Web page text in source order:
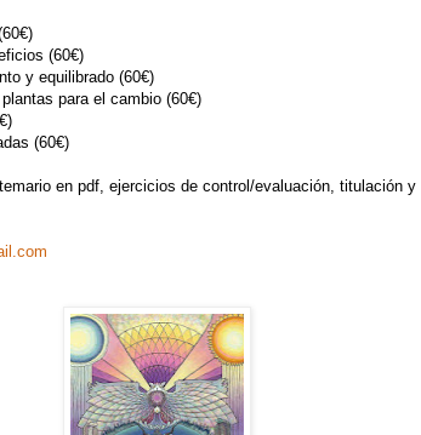
(60€)
y equilibrado (60€)
para el cambio (60€)
(60€)
en pdf, ejercicios de control/evaluación, titulación y